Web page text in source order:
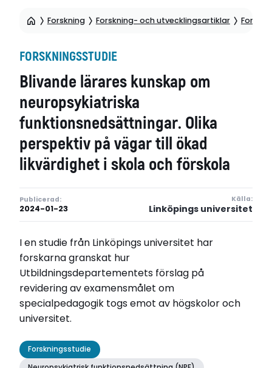
Forskning Forskning- och utvecklingsartiklar
FORSKNINGSSTUDIE
Blivande lärares kunskap om
neuropsykiatriska
funktionsnedsättningar. Olika
perspektiv på vägar till ökad
likvärdighet i skola och förskola
Publicerad:
2024-01-23
Källa:
Linköpings universitet
I en studie från Linköpings universitet har
forskarna granskat hur
Utbildningsdepartementets förslag på
revidering av examensmålet om
specialpedagogik togs emot av högskolor och
universitet.
Forskningsstudie